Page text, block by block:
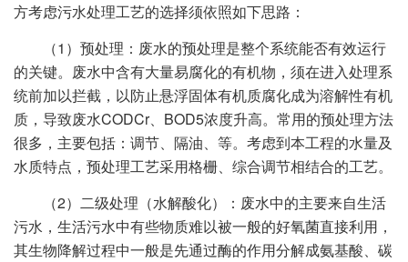
方考虑污水处理工艺的选择须依照如下思路：
（1）预处理：废水的预处理是整个系统能否有效运行
的关键。废水中含有大量易腐化的有机物，须在进入处理系
统前加以拦截，以防止悬浮固体有机质腐化成为溶解性有机
质，导致废水CODCr、BOD5浓度升高。常用的预处理方法
很多，主要包括：调节、隔油、等。考虑到本工程的水量及
水质特点，预处理工艺采用格栅、综合调节相结合的工艺。
（2）二级处理（水解酸化）：废水中的主要来自生活
污水，生活污水中有些物质难以被一般的好氧菌直接利用，
其生物降解过程中一般是先通过酶的作用分解成氨基酸、碳